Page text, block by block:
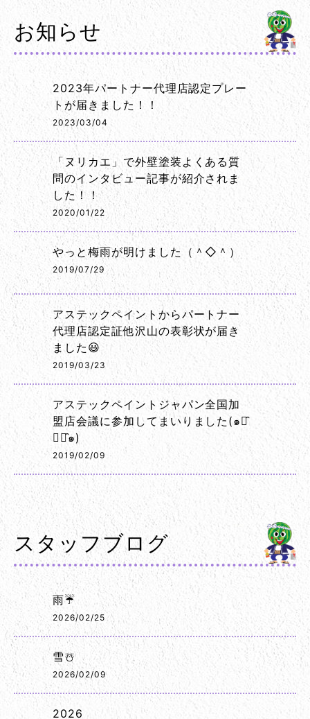
お知らせ
2023年パートナー代理店認定プレー
トが届きました！！
2023/03/04
「ヌリカエ」で外壁塗装よくある質
問のインタビュー記事が紹介されま
した！！
2020/01/22
やっと梅雨が明けました（＾◇＾）
2019/07/29
アステックペイントからパートナー
代理店認定証他沢山の表彰状が届き
ました😃
2019/03/23
アステックペイントジャパン全国加
盟店会議に参加してまいりました(๑･̑
◡･̑๑)
2019/02/09
スタッフブログ
雨☔
2026/02/25
雪☃️
2026/02/09
2026